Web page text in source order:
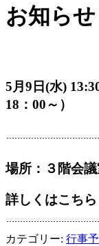
お知らせ
5月9日(水)
18：00～）
場所：３階会
詳しくはこちら
カテゴリー: 行事